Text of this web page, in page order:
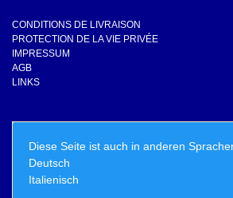
CONDITIONS DE LIVRAISON
PROTECTION DE LA VIE PRIVÉE
IMPRESSUM
AGB
LINKS
Diese Seite ist auch in anderen
Deutsch
Italienisch